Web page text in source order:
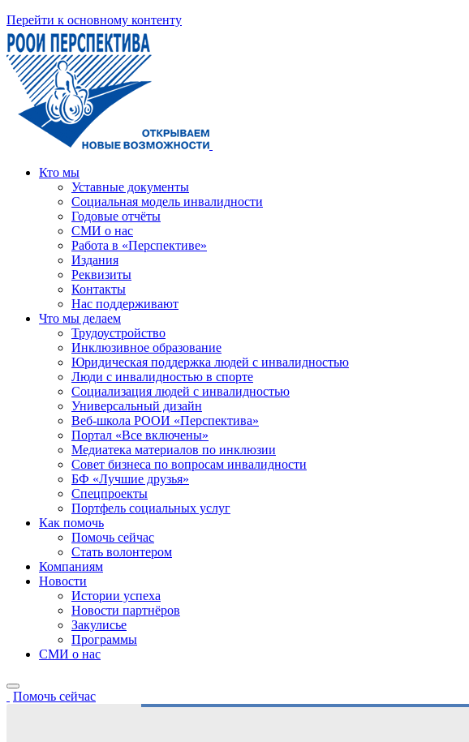
Перейти к основному контенту
Кто мы
Уставные документы
Социальная модель инвалидности
Годовые отчёты
СМИ о нас
Работа в «Перспективе»
Издания
Реквизиты
Контакты
Нас поддерживают
Что мы делаем
Трудоустройство
Инклюзивное образование
Юридическая поддержка людей с инвалидностью
Люди с инвалидностью в спорте
Социализация людей с инвалидностью
Универсальный дизайн
Веб-школа РООИ «Перспектива»
Портал «Все включены»
Медиатека материалов по инклюзии
Совет бизнеса по вопросам инвалидности
БФ «Лучшие друзья»
Спецпроекты
Портфель социальных услуг
Как помочь
Помочь сейчас
Стать волонтером
Компаниям
Новости
Истории успеха
Новости партнёров
Закулисье
Программы
СМИ о нас
Помочь сейчас